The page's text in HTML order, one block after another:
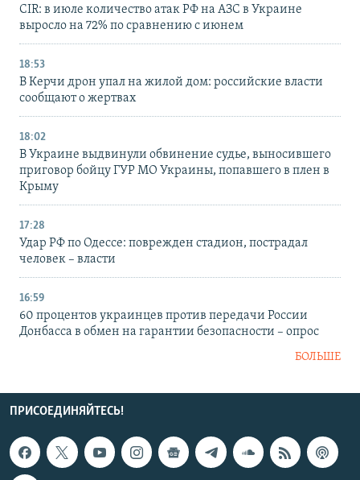
CIR: в июле количество атак РФ на АЗС в Украине
выросло на 72% по сравнению с июнем
18:53
В Керчи дрон упал на жилой дом: российские власти
сообщают о жертвах
18:02
В Украине выдвинули обвинение судье, выносившего
приговор бойцу ГУР МО Украины, попавшего в плен в
Крыму
17:28
Удар РФ по Одессе: поврежден стадион, пострадал
человек – власти
16:59
60 процентов украинцев против передачи России
Донбасса в обмен на гарантии безопасности – опрос
БОЛЬШЕ
ПРИСОЕДИНЯЙТЕСЬ!